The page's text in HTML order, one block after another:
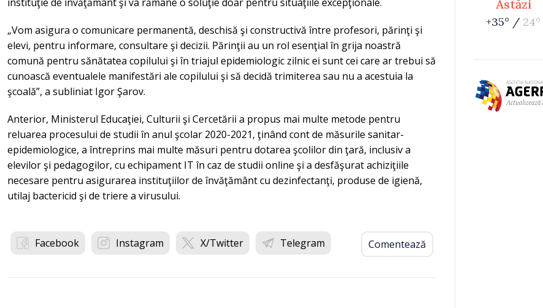
„Vom asigura o comunicare permanentă, deschisă şi constructivă între profesori, părinţi şi
elevi, pentru informare, consultare şi decizii. Părinţii au un rol esenţial în grija noastră
comună pentru sănătatea copilului şi în triajul epidemiologic zilnic ei sunt cei care ar trebui să
cunoască eventualele manifestări ale copilului şi să decidă trimiterea sau nu a acestuia la
şcoală”, a subliniat Igor Şarov.
Anterior, Ministerul Educaţiei, Culturii şi Cercetării a propus mai multe metode pentru
reluarea procesului de studii în anul şcolar 2020-2021, ţinând cont de măsurile sanitar-
epidemiologice, a întreprins mai multe măsuri pentru dotarea şcolilor din ţară, inclusiv a
elevilor şi pedagogilor, cu echipament IT în caz de studii online şi a desfăşurat achiziţiile
necesare pentru asigurarea instituţiilor de învăţământ cu dezinfectanţi, produse de igienă,
utilaj bactericid şi de triere a virusului.
Facebook Instagram X/Twitter Telegram Comentează
Astăzi
+35° / 24°